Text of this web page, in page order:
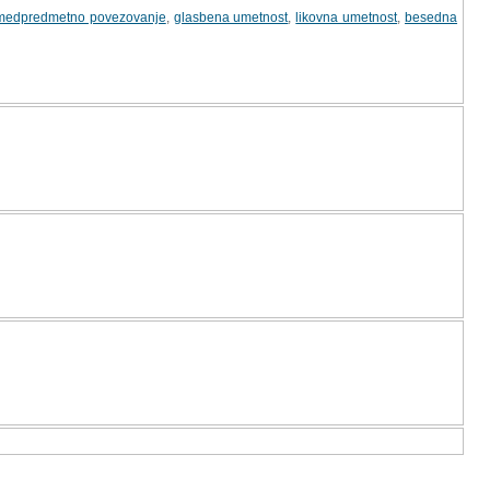
povezovanje glasbena umetnost,likovna umetnost,besedna